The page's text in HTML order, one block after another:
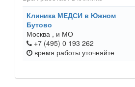
Клиника МЕДСИ в Южном
Бутово
Москва , и МО
+7 (495) 0 193 262
время работы уточняйте